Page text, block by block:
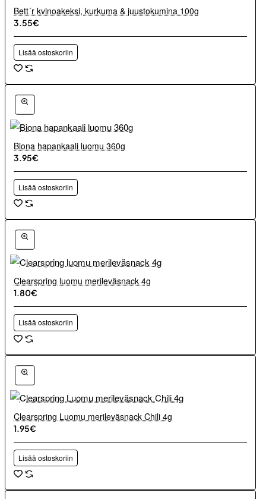
Bett´r kvinoakeksi, kurkuma & juustokumina 100g
3.55€
Lisää ostoskoriin
Biona hapankaali luomu 360g
3.95€
Lisää ostoskoriin
Clearspring luomu merileväsnack 4g
1.80€
Lisää ostoskoriin
Clearspring Luomu merileväsnack Chili 4g
1.95€
Lisää ostoskoriin